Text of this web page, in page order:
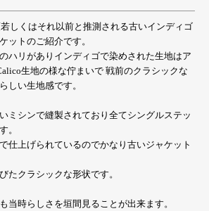
しくはそれ以前と推測される古いインディゴ
ットのご紹介です。
ハリがありインディゴで染めされた生地はア
生地の様な佇まいで 戦前のクラシックな
しい生地感です。
ミシンで縫製されており全てシングルステッ
。
仕上げられているのでかなり古いジャケット
たクラシックな形状です。
当時らしさを垣間見ることが出来ます。